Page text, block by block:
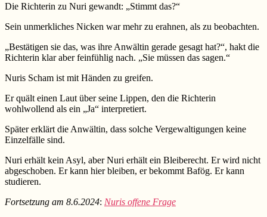
Die Richterin zu Nuri gewandt: „Stimmt das?“
Sein unmerkliches Nicken war mehr zu erahnen, als zu beobachten.
„Bestätigen sie das, was ihre Anwältin gerade gesagt hat?“, hakt die
Richterin klar aber feinfühlig nach. „Sie müssen das sagen.“
Nuris Scham ist mit Händen zu greifen.
Er quält einen Laut über seine Lippen, den die Richterin
wohlwollend als ein „Ja“ interpretiert.
Später erklärt die Anwältin, dass solche Vergewaltigungen keine
Einzelfälle sind.
Nuri erhält kein Asyl, aber Nuri erhält ein Bleiberecht. Er wird nicht
abgeschoben. Er kann hier bleiben, er bekommt Bafög. Er kann
studieren.
Fortsetzung am 8.6.2024: Nuris offene Frage